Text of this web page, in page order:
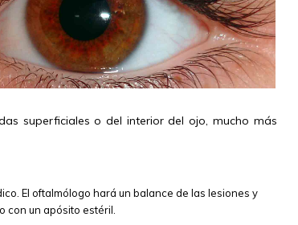
superficiales o del interior del ojo, mucho más
El oftalmólogo hará un balance de las lesiones y
con un apósito estéril.